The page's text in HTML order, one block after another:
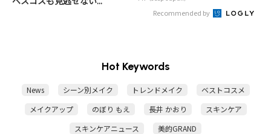
Recommended by
Hot Keywords
News シーン別メイク トレンドメイク
ベストコスメ
メイクアップ
のぼり もえ 長井 かおり
スキンケア
スキンケアニュース
美的GRAND